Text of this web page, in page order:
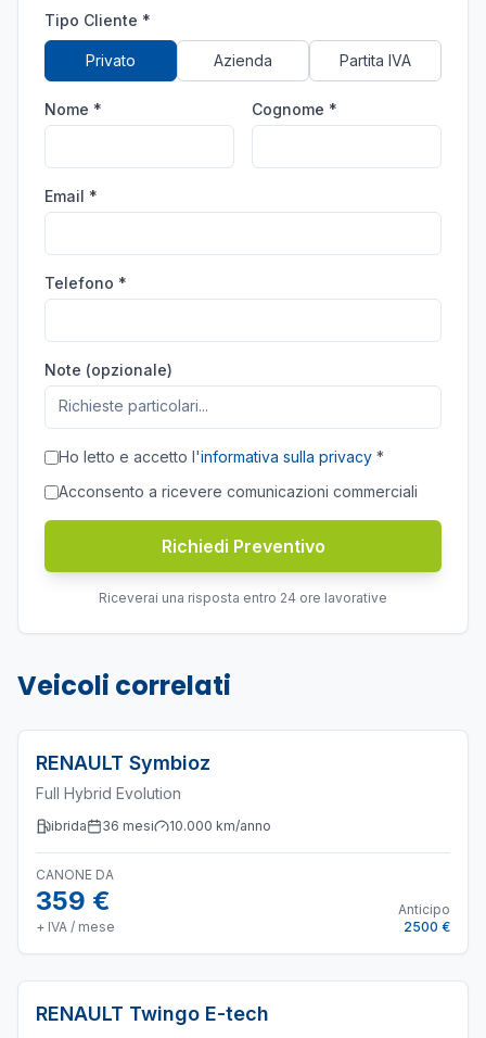
Tipo Cliente *
Privato Azienda Partita IVA
Nome * Cognome *
Email *
Telefono *
Note (opzionale)
Ho letto e accetto l'informativa sulla privacy *
Acconsento a ricevere comunicazioni commerciali
Richiedi Preventivo
Riceverai una risposta entro 24 ore lavorative
Veicoli correlati
RENAULT Symbioz
Full Hybrid Evolution
ibrida 36 mesi 10.000 km/anno
CANONE DA
359 €
+ IVA / mese
Anticipo
2500 €
RENAULT Twingo E-tech